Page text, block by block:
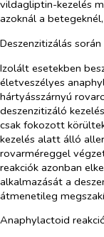
vildagliptin-kezelés
azoknál a
Deszenzitizálás
Izolált esetekben
életveszélyes
hártyásszárnyú
deszenzitizáló
csak fokozott
kezelés alatt álló
rovarméreggel
reakciók azonban
alkalmazását a
átmenetileg
Anaphylactoid